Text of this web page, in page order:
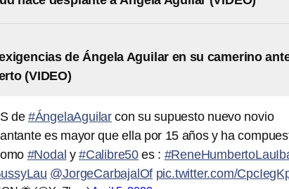
de Ángela Aguilar en su camerino
(VIDEO)
de#ÁngelaAguilar con su supuesto nuevo novio
es mayor que ella por 15 años y ha
#Nodal y#Calibre50 es :
@JorgeCarbajalOf pic.twitter.com/